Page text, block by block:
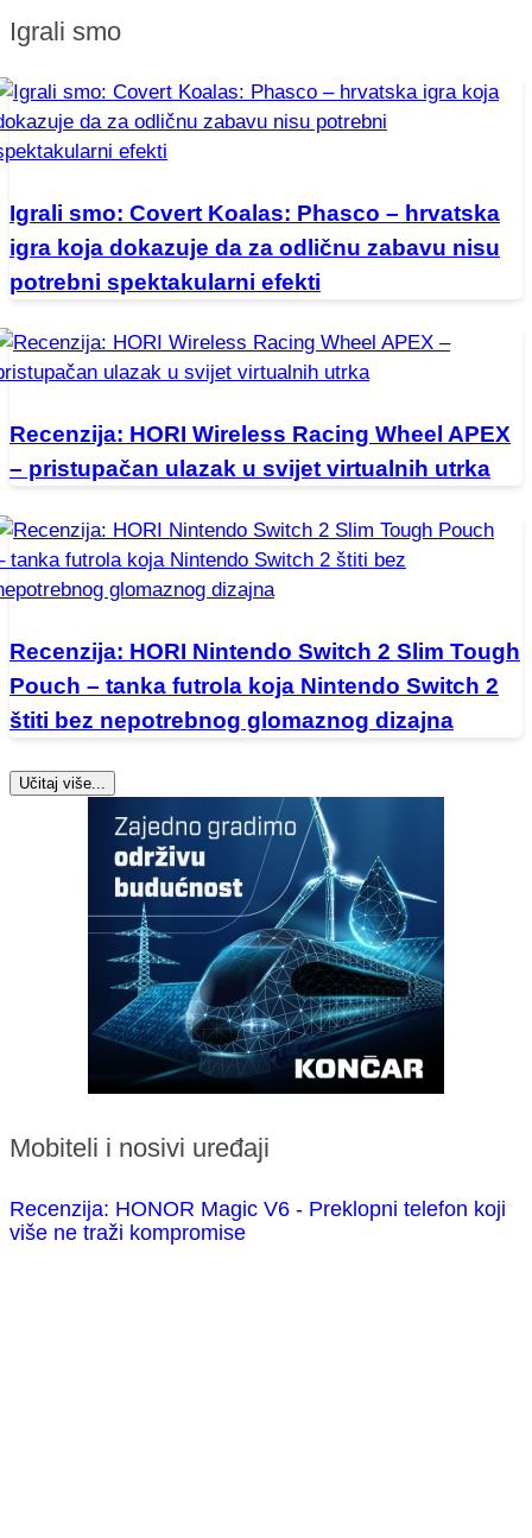
Igrali smo
Igrali smo: Covert Koalas: Phasco – hrvatska
igra koja dokazuje da za odličnu zabavu nisu
potrebni spektakularni efekti
Recenzija: HORI Wireless Racing Wheel APEX
– pristupačan ulazak u svijet virtualnih utrka
Recenzija: HORI Nintendo Switch 2 Slim Tough
Pouch – tanka futrola koja Nintendo Switch 2
štiti bez nepotrebnog glomaznog dizajna
Učitaj više...
Mobiteli i nosivi uređaji
Recenzija: HONOR Magic V6 - Preklopni telefon koji
više ne traži kompromise